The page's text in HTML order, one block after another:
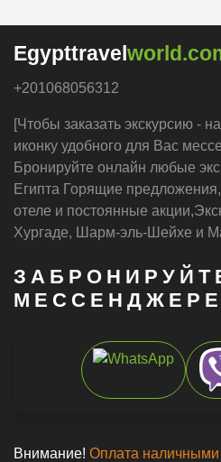
Egypttravel
+201068056312
[Чтобы заказать экскурсию -
иконку удобного для Вас
Бронируйте онлайн любые
Египта Горящие
отеле и постоянные
Хургаде, Шарм-эль-Шейхе и
МЕССЕНДЖЕРЕ
Внимание! Оплата